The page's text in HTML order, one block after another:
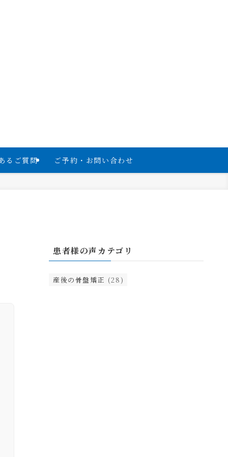
るご質問 ご予約・お問い合わせ
患者様の声カテゴリ
産後の骨盤矯正 (28)